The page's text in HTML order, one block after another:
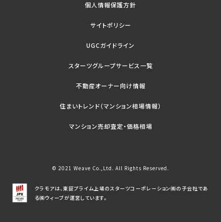
個人情報保護方針
サイトポリシー
UGCガイドライン
スターツグループサービス一覧
不動産オーナー向け情報
住まいトレンド（マンション相場情報）
マンション売却査定・価格相場
© 2021 Weave Co.,Ltd. All Rights Reserved.
クラモアは、東証プライム上場のスターツコーポレーション㈱の子会社であ
る㈱ウィーブが運営しています。